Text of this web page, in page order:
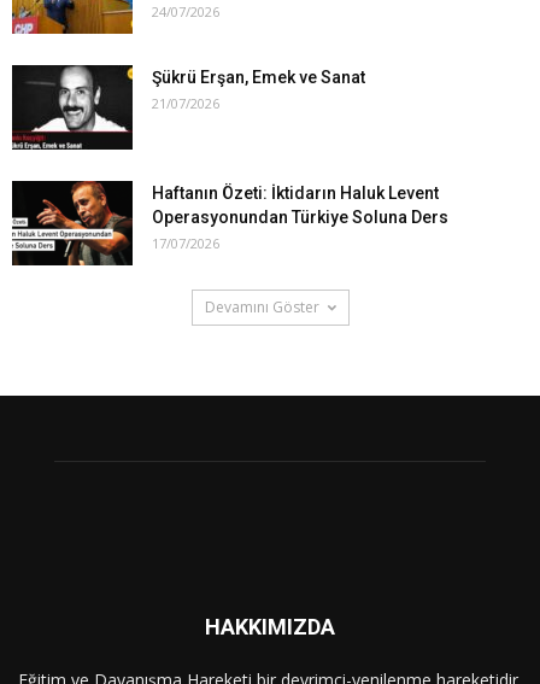
24/07/2026
Şükrü Erşan, Emek ve Sanat
21/07/2026
Haftanın Özeti: İktidarın Haluk Levent
Operasyonundan Türkiye Soluna Ders
17/07/2026
Devamını Göster
HAKKIMIZDA
Eğitim ve Dayanışma Hareketi bir devrimci-yenilenme hareketidir.